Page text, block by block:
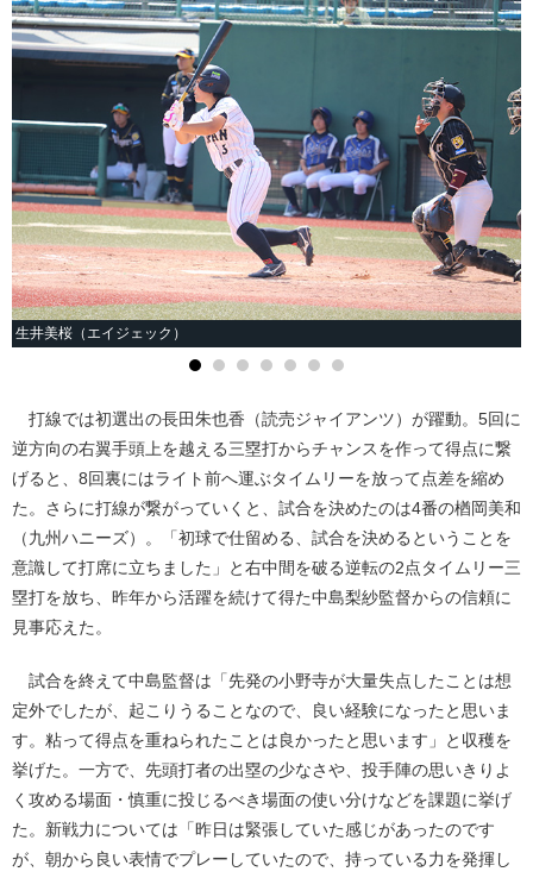
生井美桜（エイジェック）
打線では初選出の長田朱也香（読売ジャイアンツ）が躍動。5回に
逆方向の右翼手頭上を越える三塁打からチャンスを作って得点に繋
げると、8回裏にはライト前へ運ぶタイムリーを放って点差を縮め
た。さらに打線が繋がっていくと、試合を決めたのは4番の楢岡美和
（九州ハニーズ）。「初球で仕留める、試合を決めるということを
意識して打席に立ちました」と右中間を破る逆転の2点タイムリー三
塁打を放ち、昨年から活躍を続けて得た中島梨紗監督からの信頼に
見事応えた。
試合を終えて中島監督は「先発の小野寺が大量失点したことは想
定外でしたが、起こりうることなので、良い経験になったと思いま
す。粘って得点を重ねられたことは良かったと思います」と収穫を
挙げた。一方で、先頭打者の出塁の少なさや、投手陣の思いきりよ
く攻める場面・慎重に投じるべき場面の使い分けなどを課題に挙げ
た。新戦力については「昨日は緊張していた感じがあったのです
が、朝から良い表情でプレーしていたので、持っている力を発揮し